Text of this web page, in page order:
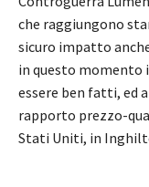
che raggiungono
sicuro impatto
in questo momento
essere ben fatti, ed
rapporto prezzo-
Stati Uniti, in